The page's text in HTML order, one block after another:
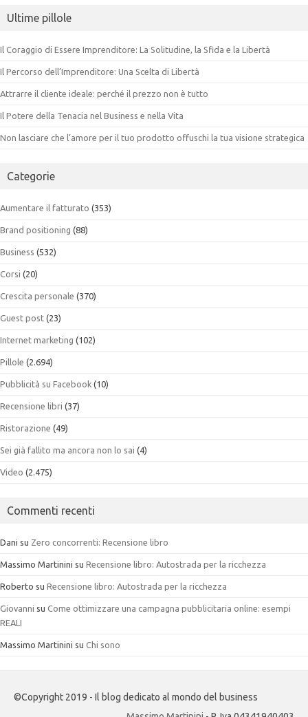
Ultime pillole
Il Coraggio di Essere Imprenditore: La Solitudine, la Sfida e la Libertà
Il Percorso dell’Imprenditore: Una Scelta di Libertà
Attrarre il cliente ideale: perché il prezzo non è tutto
Il Potere della Tenacia nel Business e nella Vita
Non lasciare che l’amore per il tuo prodotto offuschi la tua visione strategica
Categorie
Aumentare il fatturato (353)
Brand positioning (88)
Business (532)
Corsi (20)
Crescita personale (370)
Guest post (23)
Internet marketing (102)
Pillole (2.694)
Pubblicità su Facebook (10)
Recensione libri (37)
Ristorazione (49)
Sei già fallito ma ancora non lo sai (4)
Video (2.475)
Commenti recenti
Dani su Zero concorrenti: Recensione libro
Massimo Martinini su Recensione libro: Autostrada per la ricchezza
Roberto su Recensione libro: Autostrada per la ricchezza
Giovanni su Come ottimizzare una campagna pubblicitaria online: esempi
REALI
Massimo Martinini su Chi sono
©Copyright 2019 - Il blog dedicato al mondo del business